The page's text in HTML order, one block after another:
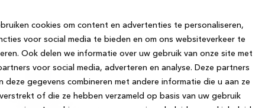
cookies om content en advertenties te personaliseren,
voor social media te bieden en om ons websiteverkeer te
Ook delen we informatie over uw gebruik van onze site met
voor social media, adverteren en analyse. Deze partners
deze gegevens combineren met andere informatie die u aan ze
of die ze hebben verzameld op basis van uw gebruik